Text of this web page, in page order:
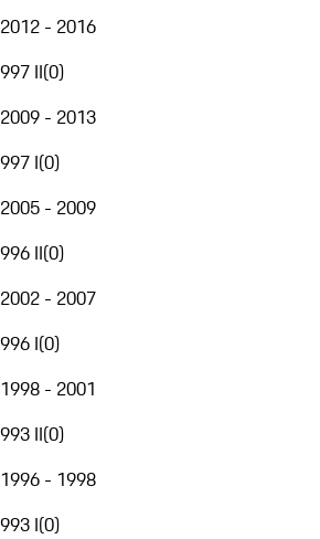
2012 - 2016
997 II(0)
2009 - 2013
997 I(0)
2005 - 2009
996 II(0)
2002 - 2007
996 I(0)
1998 - 2001
993 II(0)
1996 - 1998
993 I(0)